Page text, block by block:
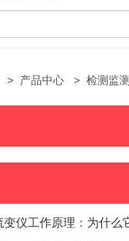
> 产品中心 >检测监测